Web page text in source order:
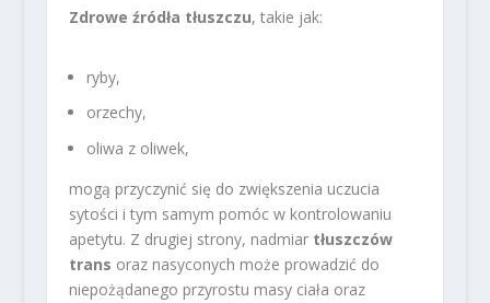
Zdrowe źródła tłuszczu, takie jak:
ryby,
orzechy,
oliwa z oliwek,
mogą przyczynić się do zwiększenia uczucia
sytości i tym samym pomóc w kontrolowaniu
apetytu. Z drugiej strony, nadmiar tłuszczów
trans oraz nasyconych może prowadzić do
niepożądanego przyrostu masy ciała oraz